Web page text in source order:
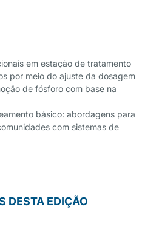
em estação de tratamento
por meio do ajuste da dosagem
de fósforo com base na
básico: abordagens para
com sistemas de
DESTA EDIÇÃO